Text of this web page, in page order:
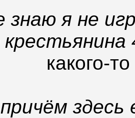
знаю я не
какого-
здесь